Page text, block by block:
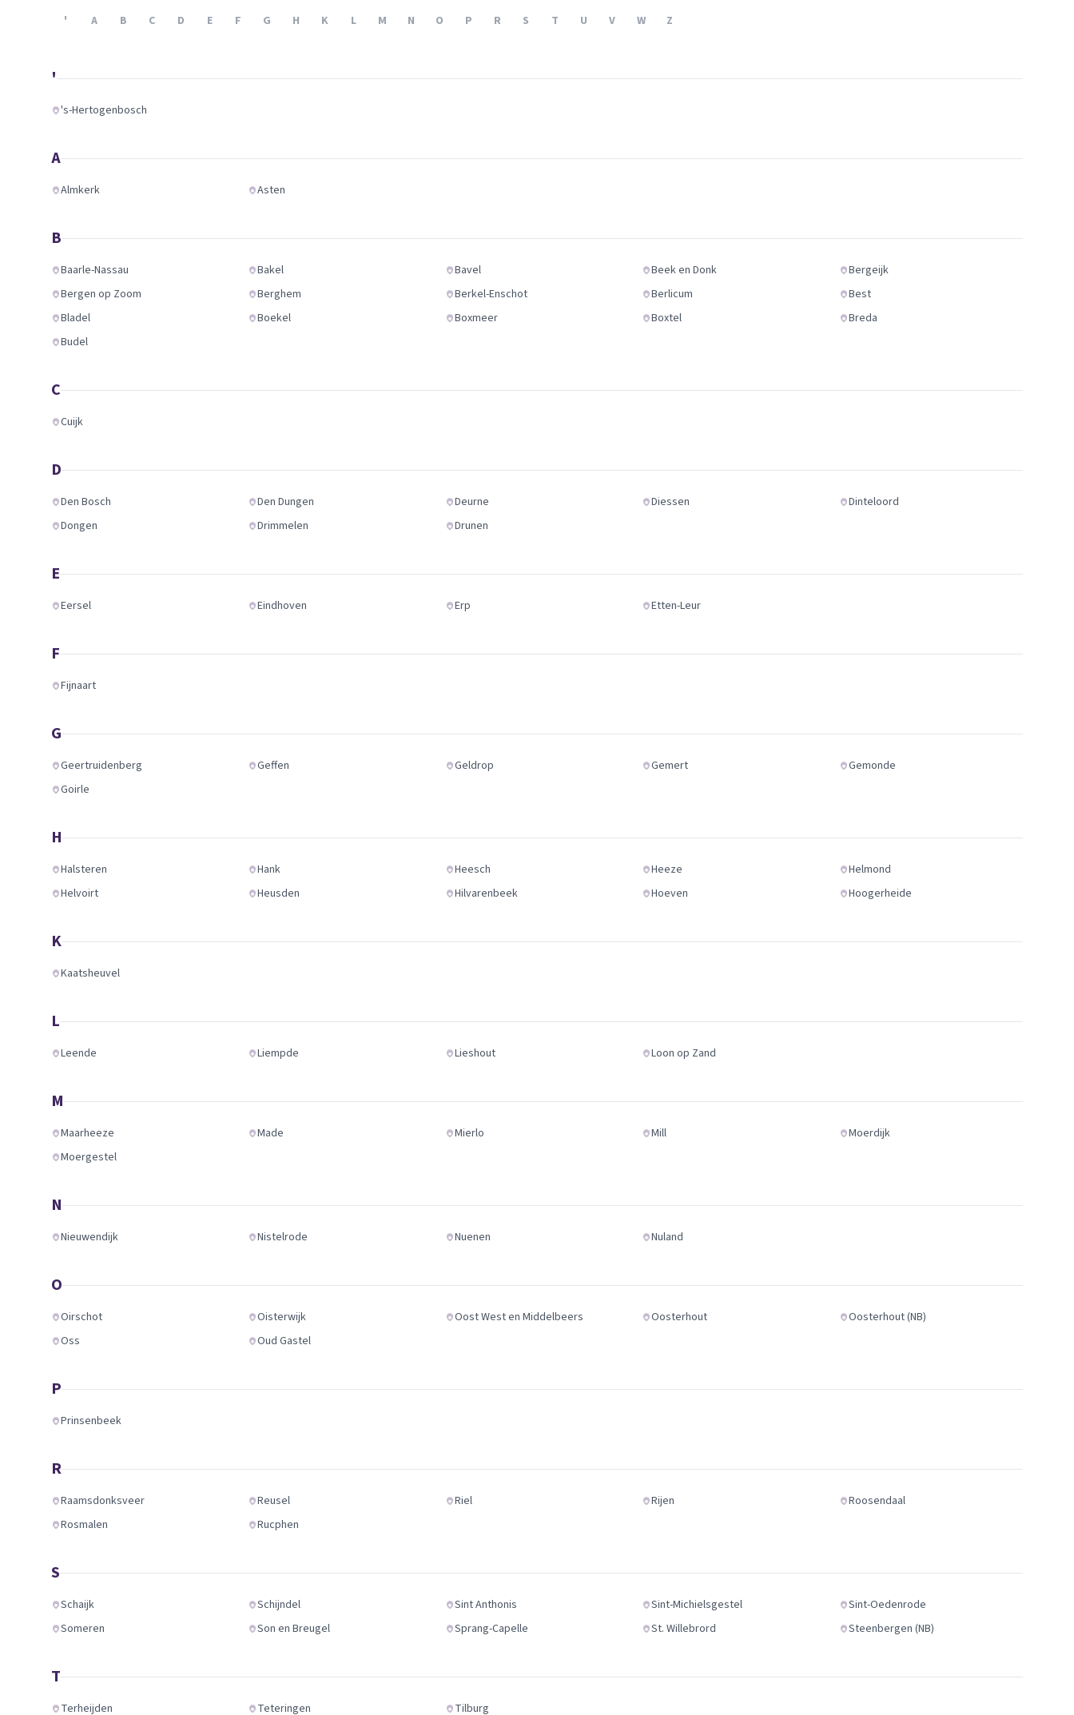
' A B C D E F G H K L M N O P R S T U V W Z
'
's-Hertogenbosch
A
Almkerk Asten
B
Baarle-Nassau Bakel Bavel Beek en Donk
Bergeijk
Bergen op Zoom
Berghem Berkel-Enschot Berlicum
Best
Bladel
Boekel Boxmeer Boxtel
Breda
Budel
C
Cuijk
D
Den Bosch Den Dungen Deurne Diessen
Dinteloord
Dongen
Drimmelen Drunen
E
Eersel Eindhoven Erp Etten-Leur
F
Fijnaart
G
Geertruidenberg Geffen Geldrop Gemert
Gemonde
Goirle
H
Halsteren Hank Heesch Heeze
Helmond
Helvoirt
Heusden Hilvarenbeek Hoeven Hoogerheide
K
Kaatsheuvel
L
Leende Liempde Lieshout Loon op Zand
M
Maarheeze Made Mierlo Mill
Moerdijk
Moergestel
N
Nieuwendijk Nistelrode Nuenen Nuland
O
Oirschot Oisterwijk Oost West en Middelbeers Oosterhout
Oosterhout (NB)
Oss
Oud Gastel
P
Prinsenbeek
R
Raamsdonksveer Reusel Riel Rijen
Roosendaal
Rosmalen
Rucphen
S
Schaijk Schijndel Sint Anthonis Sint-Michielsgestel
Sint-Oedenrode
Someren
Son en Breugel Sprang-Capelle St. Willebrord Steenbergen (NB)
T
Terheijden Teteringen Tilburg